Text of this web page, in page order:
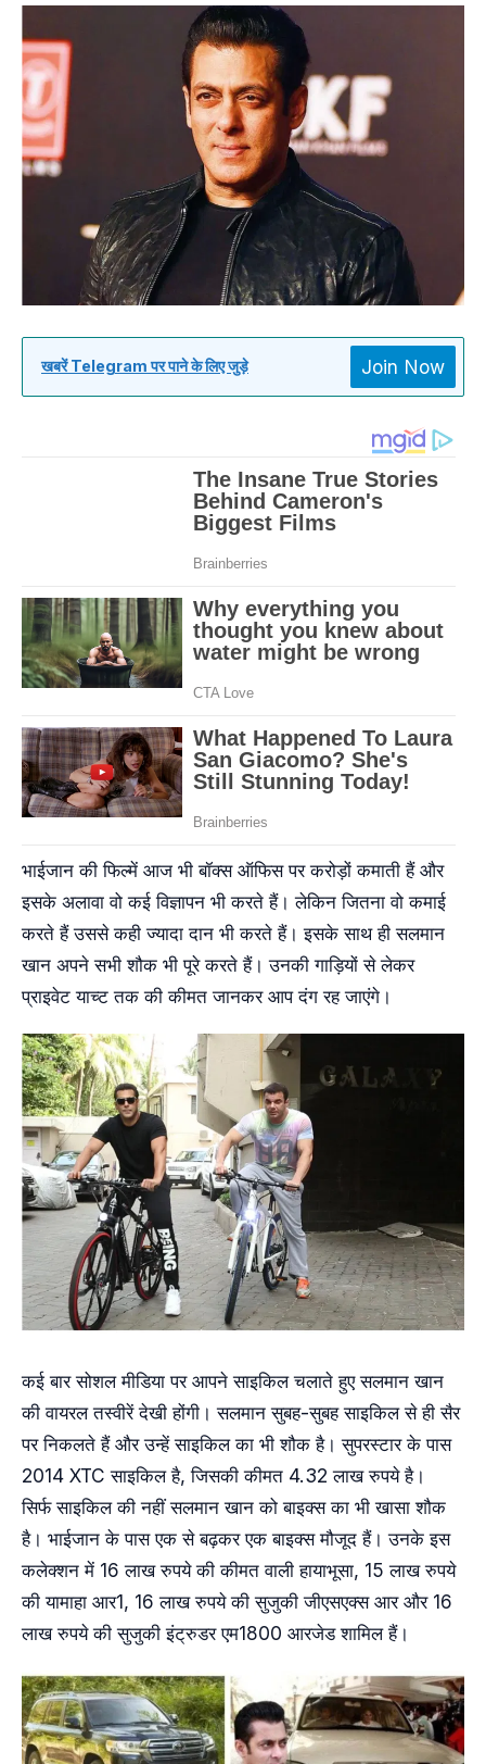
खबरें Telegram पर पाने के लिए जुड़े Join Now
भाईजान की फिल्में आज भी बॉक्स ऑफिस पर करोड़ों कमाती हैं और
इसके अलावा वो कई विज्ञापन भी करते हैं। लेकिन जितना वो कमाई
करते हैं उससे कही ज्यादा दान भी करते हैं। इसके साथ ही सलमान
खान अपने सभी शौक भी पूरे करते हैं। उनकी गाड़ियों से लेकर
प्राइवेट याच्ट तक की कीमत जानकर आप दंग रह जाएंगे।
कई बार सोशल मीडिया पर आपने साइकिल चलाते हुए सलमान खान
की वायरल तस्वीरें देखी होंगी। सलमान सुबह-सुबह साइकिल से ही सैर
पर निकलते हैं और उन्हें साइकिल का भी शौक है। सुपरस्टार के पास
2014 XTC साइकिल है, जिसकी कीमत 4.32 लाख रुपये है।
सिर्फ साइकिल की नहीं सलमान खान को बाइक्स का भी खासा शौक
है। भाईजान के पास एक से बढ़कर एक बाइक्स मौजूद हैं। उनके इस
कलेक्शन में 16 लाख रुपये की कीमत वाली हायाभूसा, 15 लाख रुपये
की यामाहा आर1, 16 लाख रुपये की सुजुकी जीएसएक्स आर और 16
लाख रुपये की सुजुकी इंट्रुडर एम1800 आरजेड शामिल हैं।